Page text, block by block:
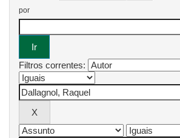
por
Filtros correntes: